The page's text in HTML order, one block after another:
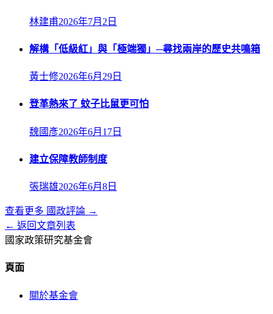
林建甫2026年7月2日
解構「低級紅」與「極端獨」─尋找兩岸的歷史共鳴箱
黃士修2026年6月29日
登革熱來了 蚊子比鼠更可怕
魏國彥2026年6月17日
建立保障教師制度
張瑞雄2026年6月8日
查看更多 國政評論 →
← 返回文章列表
國家政策研究基金會
頁面
關於基金會